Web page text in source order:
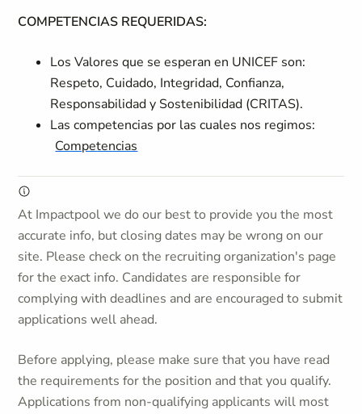
COMPETENCIAS REQUERIDAS:
Los Valores que se esperan en UNICEF son:
Respeto, Cuidado, Integridad, Confianza,
Responsabilidad y Sostenibilidad (CRITAS).
Las competencias por las cuales nos regimos:
Competencias
At Impactpool we do our best to provide you the most
accurate info, but closing dates may be wrong on our
site. Please check on the recruiting organization's page
for the exact info. Candidates are responsible for
complying with deadlines and are encouraged to submit
applications well ahead.
Before applying, please make sure that you have read
the requirements for the position and that you qualify.
Applications from non-qualifying applicants will most